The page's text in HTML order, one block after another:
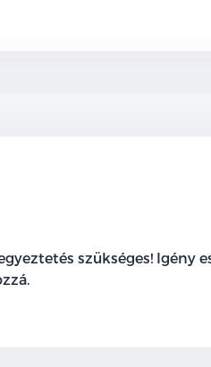
szükséges! Igény